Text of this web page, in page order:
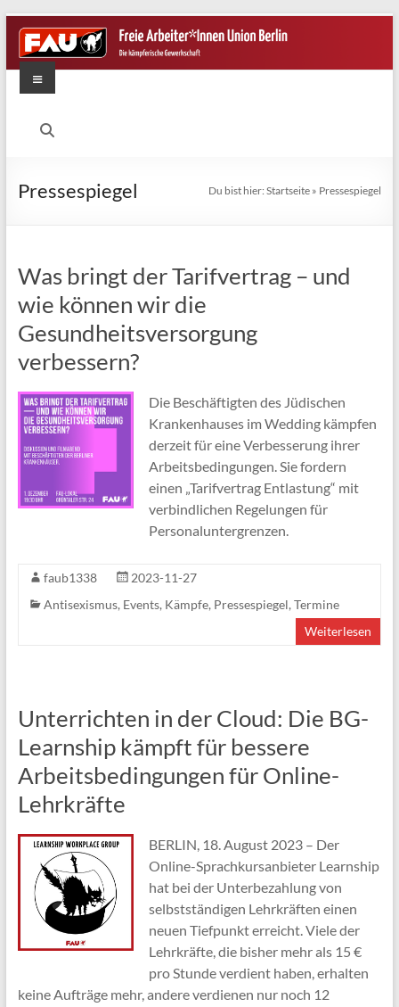
Zum
Inhalt
springen
FAU
kämpferische
Menü
Pressespiegel Du bist hier:Startseite » Pressespiegel
Was bringt der Tarifvertrag – und
wie können wir die
Gesundheitsversorgung
verbessern?
Die Beschäftigten des Jüdischen
Krankenhauses im Wedding kämpfen
derzeit für eine Verbesserung ihrer
Arbeitsbedingungen. Sie fordern
einen „Tarifvertrag Entlastung“ mit
verbindlichen Regelungen für
Personaluntergrenzen.
faub1338
2023-11-27
Antisexismus, Events, Kämpfe, Pressespiegel, Termine
Weiterlesen
Unterrichten in der Cloud: Die BG-
Learnship kämpft für bessere
Arbeitsbedingungen für Online-
Lehrkräfte
BERLIN, 18. August 2023 – Der
Online-Sprachkursanbieter Learnship
hat bei der Unterbezahlung von
selbstständigen Lehrkräften einen
neuen Tiefpunkt erreicht. Viele der
Lehrkräfte, die bisher mehr als 15 €
pro Stunde verdient haben, erhalten
keine Aufträge mehr, andere verdienen nur noch 12